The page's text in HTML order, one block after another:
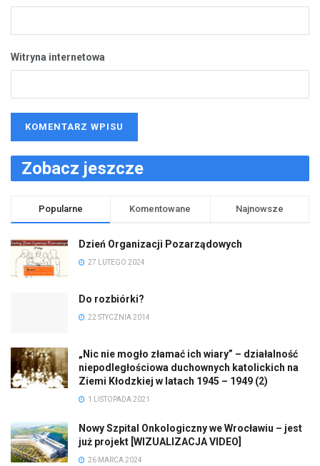
Witryna internetowa
Zobacz jeszcze
Popularne Komentowane Najnowsze
Dzień Organizacji Pozarządowych
27 LUTEGO 2024
Do rozbiórki?
22 STYCZNIA 2014
„Nic nie mogło złamać ich wiary” – działalność
niepodległościowa duchownych katolickich na
Ziemi Kłodzkiej w latach 1945 – 1949 (2)
1 LISTOPADA 2021
Nowy Szpital Onkologiczny we Wrocławiu – jest
już projekt [WIZUALIZACJA VIDEO]
26 MARCA 2024